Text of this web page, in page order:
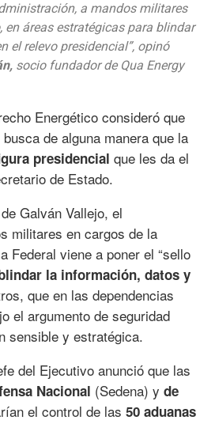
a mandos militares
en áreas estratégicas para blindar
el relevo presidencial”, opinó
socio fundador de Qua Energy
Energético consideró que
de alguna manera que la
presidencial que les da el
de Estado.
Galván Vallejo, el
militares en cargos de la
Federal viene a poner el “sello
la información, datos y
que en las dependencias
el argumento de seguridad
sensible y estratégica.
del Ejecutivo anunció que las
Nacional (Sedena) y de
el control de las 50 aduanas